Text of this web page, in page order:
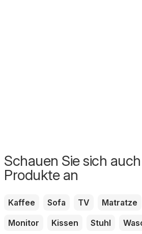
Schauen Sie sich
Produkte an
Kaffee Sofa TV Matratze
Monitor
Kissen Stuhl